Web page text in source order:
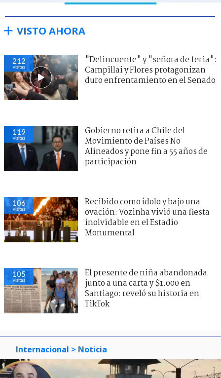
VISTO AHORA
212
visitas
"Delincuente" y "señora de feria":
Campillai y Flores protagonizan
duro enfrentamiento en el Senado
119
visitas
Gobierno retira a Chile del
Movimiento de Países No
Alineados y pone fin a 55 años de
participación
106
visitas
Recibido como ídolo y bajo una
ovación: Vozinha vivió una fiesta
inolvidable en el Estadio
Monumental
105
visitas
El presente de niña abandonada
junto a una carta y $1.000 en
Santiago: reveló su historia en
TikTok
Internacional > Noticia